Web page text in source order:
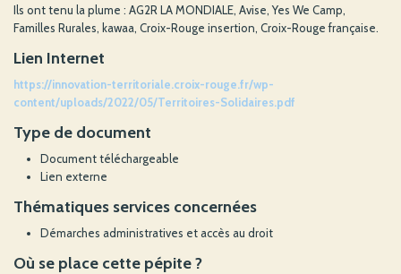
Ils ont tenu la plume : AG2R LA MONDIALE, Avise, Yes We Camp,
Familles Rurales, kawaa, Croix-Rouge insertion, Croix-Rouge française.
Lien Internet
https://innovation-territoriale.croix-rouge.fr/wp-
content/uploads/2022/05/Territoires-Solidaires.pdf
Type de document
Document téléchargeable
Lien externe
Thématiques services concernées
Démarches administratives et accès au droit
Où se place cette pépite ?